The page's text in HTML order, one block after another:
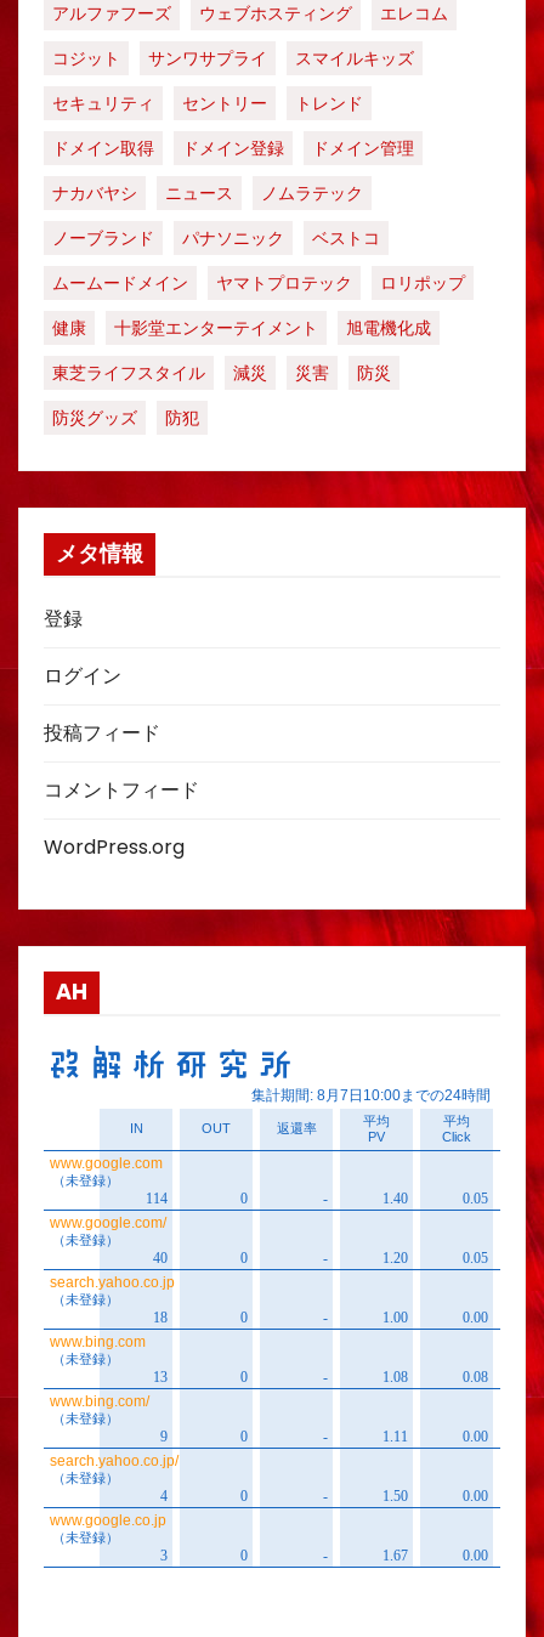
アルファフーズ
ウェブホスティング
エレコム
コジット
サンワサプライ
スマイルキッズ
セキュリティ
セントリー
トレンド
ドメイン取得
ドメイン登録
ドメイン管理
ナカバヤシ
ニュース
ノムラテック
ノーブランド
パナソニック
ベストコ
ムームードメイン
ヤマトプロテック
ロリポップ
健康
十影堂エンターテイメント
旭電機化成
東芝ライフスタイル
減災 災害
防災
防災グッズ
防犯
メタ情報
登録
ログイン
投稿フィード
コメントフィード
WordPress.org
AH